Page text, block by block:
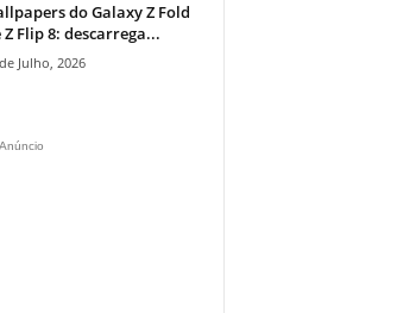
do Galaxy Z Fold
Z Flip 8: descarrega...
Julho, 2026
Anúncio